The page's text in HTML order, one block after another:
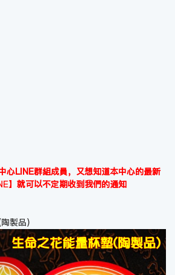
心LINE群組成員，又想知道本中心的最新
】 就可以不定期收到我們的通知
製品)